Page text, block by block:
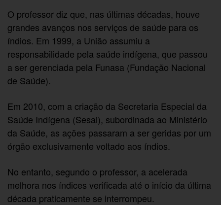
O professor diz que, nas últimas décadas, houve
grandes avanços nos serviços de saúde para os
índios. Em 1999, a União assumiu a
responsabilidade pela saúde indígena, que passou
a ser gerenciada pela Funasa (Fundação Nacional
de Saúde).
Em 2010, com a criação da Secretaria Especial da
Saúde Indígena (Sesai), subordinada ao Ministério
da Saúde, as ações passaram a ser geridas por um
órgão exclusivamente voltado aos índios.
No entanto, segundo o professor, a acelerada
melhora nos índices verificada até o início da última
década praticamente se interrompeu.